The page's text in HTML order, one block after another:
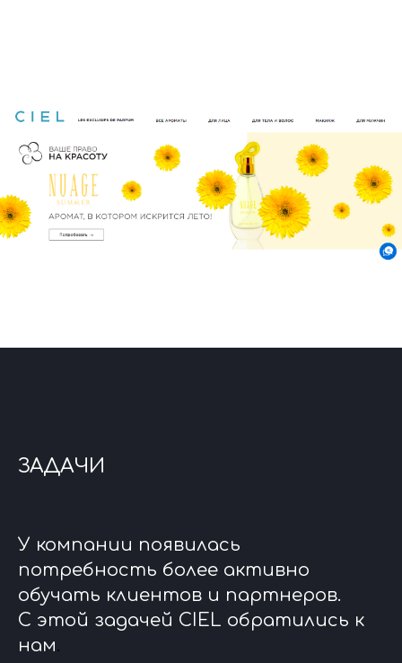
ЗАДАЧИ
У компании появилась
потребность более активно
обучать клиентов и партнеров.
С этой задачей CIEL обратились к
нам.